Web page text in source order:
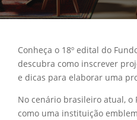
Conheça o 18º edital do
descubra como inscrever
e dicas para elaborar uma
No cenário brasileiro atual, o
como uma instituição